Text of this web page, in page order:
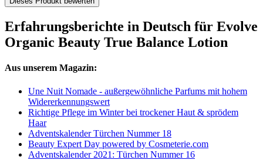
Erfahrungsberichte in Deutsch für Evolve
Organic Beauty True Balance Lotion
Aus unserem Magazin:
Une Nuit Nomade - außergewöhnliche Parfums mit hohem
Widererkennungswert
Richtige Pflege im Winter bei trockener Haut & sprödem
Haar
Adventskalender Türchen Nummer 18
Beauty Expert Day powered by Cosmeterie.com
Adventskalender 2021: Türchen Nummer 16